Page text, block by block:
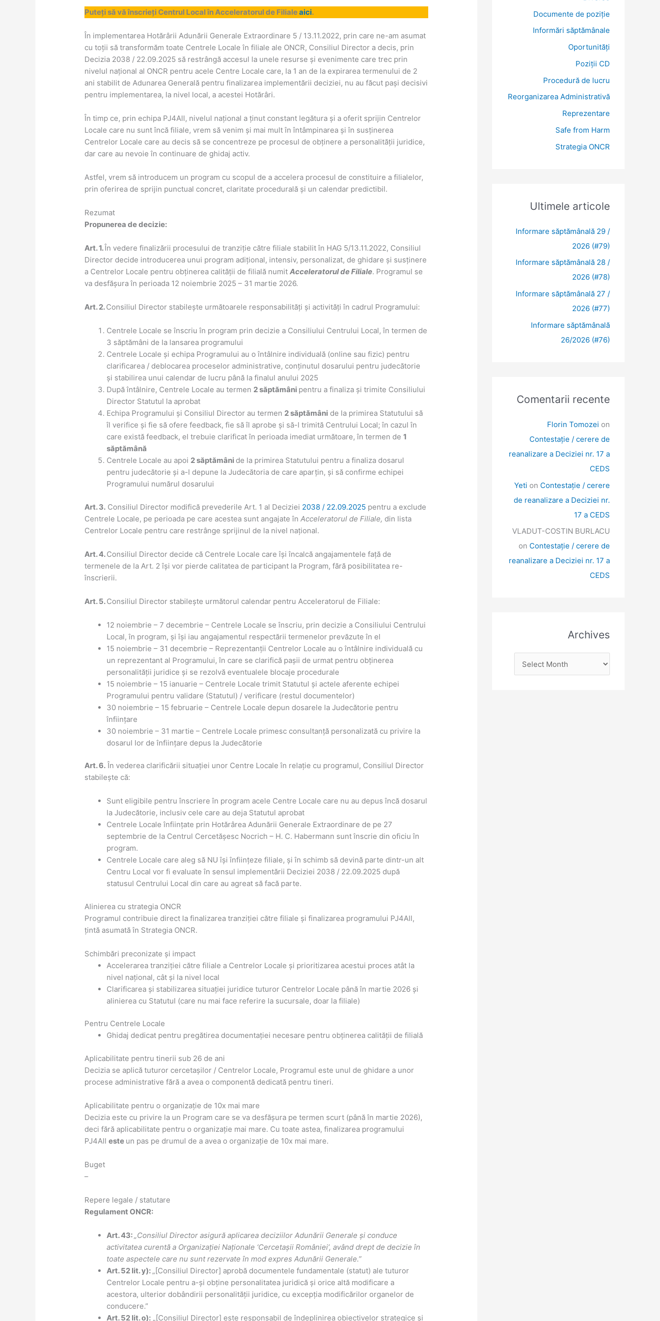
Puteți să vă înscrieți Centrul Local în Acceleratorul de Filialeaici.
În implementarea Hotărârii Adunării Generale Extraordinare 5 / 13.11.2022, prin care ne-am asumat
cu toții să transformăm toate Centrele Locale în filiale ale ONCR, Consiliul Director a decis, prin
Decizia 2038 / 22.09.2025 să restrângă accesul la unele resurse și evenimente care trec prin
nivelul național al ONCR pentru acele Centre Locale care, la 1 an de la expirarea termenului de 2
ani stabilit de Adunarea Generală pentru finalizarea implementării deciziei, nu au făcut pași decisivi
pentru implementarea, la nivel local, a acestei Hotărâri.
În timp ce, prin echipa PJ4All, nivelul național a ținut constant legătura și a oferit sprijin Centrelor
Locale care nu sunt încă filiale, vrem să venim și mai mult în întâmpinarea și în susținerea
Centrelor Locale care au decis să se concentreze pe procesul de obținere a personalității juridice,
dar care au nevoie în continuare de ghidaj activ.
Astfel, vrem să introducem un program cu scopul de a accelera procesul de constituire a filialelor,
prin oferirea de sprijin punctual concret, claritate procedurală și un calendar predictibil.
Rezumat
Propunerea de decizie:
Art. 1.În vedere finalizării procesului de tranziție către filiale stabilit în HAG 5/13.11.2022, Consiliul
Director decide introducerea unui program adițional, intensiv, personalizat, de ghidare și susținere
a Centrelor Locale pentru obținerea calității de filială numitAcceleratorul de Filiale. Programul se
va desfășura în perioada 12 noiembrie 2025 – 31 martie 2026.
Art. 2.Consiliul Director stabilește următoarele responsabilități și activități în cadrul Programului:
Centrele Locale se înscriu în program prin decizie a Consiliului Centrului Local, în termen de
3 săptămâni de la lansarea programului
Centrele Locale și echipa Programului au o întâlnire individuală (online sau fizic) pentru
clarificarea / deblocarea proceselor administrative, conținutul dosarului pentru judecătorie
și stabilirea unui calendar de lucru până la finalul anului 2025
După întâlnire, Centrele Locale au termen 2 săptămâni pentru a finaliza și trimite Consiliului
Director Statutul la aprobat
Echipa Programului și Consiliul Director au termen 2 săptămâni de la primirea Statutului să
îl verifice și fie să ofere feedback, fie să îl aprobe și să-l trimită Centrului Local; în cazul în
care există feedback, el trebuie clarificat în perioada imediat următoare, în termen de1
săptămână
Centrele Locale au apoi 2 săptămâni de la primirea Statutului pentru a finaliza dosarul
pentru judecătorie și a-l depune la Judecătoria de care aparțin, și să confirme echipei
Programului numărul dosarului
Art. 3. Consiliul Director modifică prevederile Art. 1 al Deciziei 2038 / 22.09.2025 pentru a exclude
Centrele Locale, pe perioada pe care acestea sunt angajate înAcceleratorul de Filiale, din lista
Centrelor Locale pentru care restrânge sprijinul de la nivel național.
Art. 4.Consiliul Director decide că Centrele Locale care își încalcă angajamentele față de
termenele de la Art. 2 își vor pierde calitatea de participant la Program, fără posibilitatea re-
înscrierii.
Art. 5.Consiliul Director stabilește următorul calendar pentru Acceleratorul de Filiale:
12 noiembrie – 7 decembrie – Centrele Locale se înscriu, prin decizie a Consiliului Centrului
Local, în program, și își iau angajamentul respectării termenelor prevăzute în el
15 noiembrie – 31 decembrie – Reprezentanții Centrelor Locale au o întâlnire individuală cu
un reprezentant al Programului, în care se clarifică pașii de urmat pentru obținerea
personalității juridice și se rezolvă eventualele blocaje procedurale
15 noiembrie – 15 ianuarie – Centrele Locale trimit Statutul și actele aferente echipei
Programului pentru validare (Statutul) / verificare (restul documentelor)
30 noiembrie – 15 februarie – Centrele Locale depun dosarele la Judecătorie pentru
înființare
30 noiembrie – 31 martie – Centrele Locale primesc consultanță personalizată cu privire la
dosarul lor de înființare depus la Judecătorie
Art. 6. În vederea clarificării situației unor Centre Locale în relație cu programul, Consiliul Director
stabilește că:
Sunt eligibile pentru înscriere în program acele Centre Locale care nu au depus încă dosarul
la Judecătorie, inclusiv cele care au deja Statutul aprobat
Centrele Locale înființate prin Hotărârea Adunării Generale Extraordinare de pe 27
septembrie de la Centrul Cercetășesc Nocrich – H. C. Habermann sunt înscrie din oficiu în
program.
Centrele Locale care aleg să NU își înființeze filiale, și în schimb să devină parte dintr-un alt
Centru Local vor fi evaluate în sensul implementării Deciziei 2038 / 22.09.2025 după
statusul Centrului Local din care au agreat să facă parte.
Alinierea cu strategia ONCR
Programul contribuie direct la finalizarea tranziției către filiale și finalizarea programului PJ4All,
țintă asumată în Strategia ONCR.
Schimbări preconizate și impact
Accelerarea tranziției către filiale a Centrelor Locale și prioritizarea acestui proces atât la
nivel național, cât și la nivel local
Clarificarea și stabilizarea situației juridice tuturor Centrelor Locale până în martie 2026 și
alinierea cu Statutul (care nu mai face referire la sucursale, doar la filiale)
Pentru Centrele Locale
Ghidaj dedicat pentru pregătirea documentației necesare pentru obținerea calității de filială
Aplicabilitate pentru tinerii sub 26 de ani
Decizia se aplică tuturor cercetașilor / Centrelor Locale, Programul este unul de ghidare a unor
procese administrative fără a avea o componentă dedicată pentru tineri.
Aplicabilitate pentru o organizație de 10x mai mare
Decizia este cu privire la un Program care se va desfășura pe termen scurt (până în martie 2026),
deci fără aplicabilitate pentru o organizație mai mare. Cu toate astea, finalizarea programului
PJ4Alleste un pas pe drumul de a avea o organizație de 10x mai mare.
Buget
–
Repere legale / statutare
Regulament ONCR:
Art. 43:„Consiliul Director asigură aplicarea deciziilor Adunării Generale și conduce
activitatea curentă a Organizației Naționale ‘Cercetașii României’, având drept de decizie în
toate aspectele care nu sunt rezervate în mod expres Adunării Generale.”
Art. 52 lit. y): „[Consiliul Director] aprobă documentele fundamentale (statut) ale tuturor
Centrelor Locale pentru a-și obține personalitatea juridică și orice altă modificare a
acestora, ulterior dobândirii personalității juridice, cu excepția modificărilor organelor de
conducere.”
Art. 52 lit. o): „[Consiliul Director] este responsabil de îndeplinirea obiectivelor strategice și
Documente de poziție
Informări săptămânale
Oportunități
Poziții CD
Procedură de lucru
Reorganizarea Administrativă
Reprezentare
Safe from Harm
Strategia ONCR
Ultimele articole
Informare săptămânală 29 /
2026 (#79)
Informare săptămânală 28 /
2026 (#78)
Informare săptămânală 27 /
2026 (#77)
Informare săptămânală
26/2026 (#76)
Comentarii recente
Florin Tomozei on
Contestație / cerere de
reanalizare a Deciziei nr. 17 a
CEDS
Yeti on Contestație / cerere
de reanalizare a Deciziei nr.
17 a CEDS
VLADUT-COSTIN BURLACU
on Contestație / cerere de
reanalizare a Deciziei nr. 17 a
CEDS
Archives